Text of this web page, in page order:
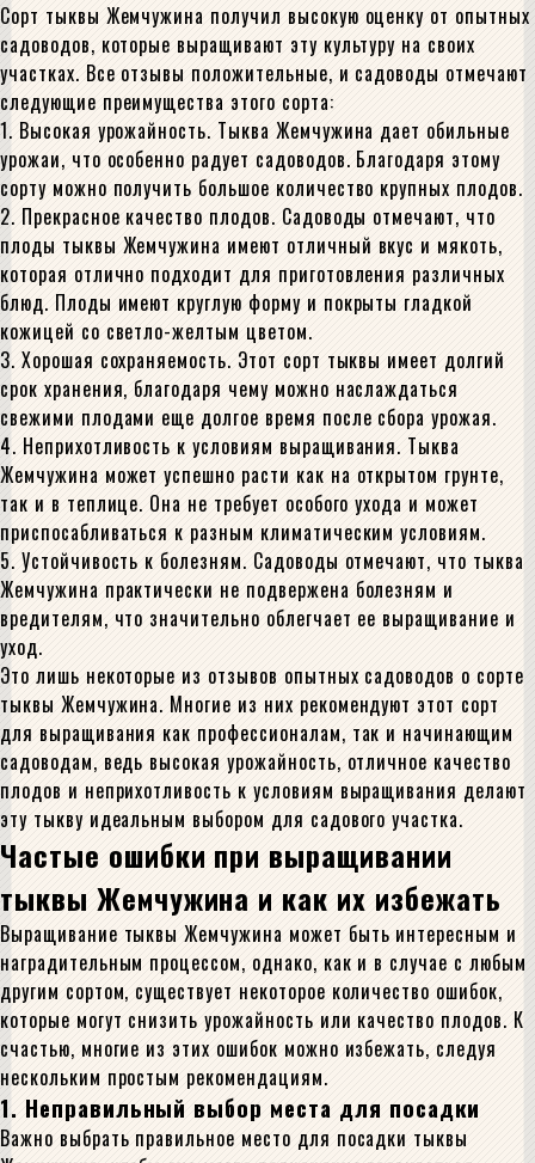
Сорт тыквы Жемчужина получил высокую оценку от опытных
садоводов, которые выращивают эту культуру на своих
участках. Все отзывы положительные, и садоводы отмечают
следующие преимущества этого сорта:
1. Высокая урожайность. Тыква Жемчужина дает обильные
урожаи, что особенно радует садоводов. Благодаря этому
сорту можно получить большое количество крупных плодов.
2. Прекрасное качество плодов. Садоводы отмечают, что
плоды тыквы Жемчужина имеют отличный вкус и мякоть,
которая отлично подходит для приготовления различных
блюд. Плоды имеют круглую форму и покрыты гладкой
кожицей со светло-желтым цветом.
3. Хорошая сохраняемость. Этот сорт тыквы имеет долгий
срок хранения, благодаря чему можно наслаждаться
свежими плодами еще долгое время после сбора урожая.
4. Неприхотливость к условиям выращивания. Тыква
Жемчужина может успешно расти как на открытом грунте,
так и в теплице. Она не требует особого ухода и может
приспосабливаться к разным климатическим условиям.
5. Устойчивость к болезням. Садоводы отмечают, что тыква
Жемчужина практически не подвержена болезням и
вредителям, что значительно облегчает ее выращивание и
уход.
Это лишь некоторые из отзывов опытных садоводов о сорте
тыквы Жемчужина. Многие из них рекомендуют этот сорт
для выращивания как профессионалам, так и начинающим
садоводам, ведь высокая урожайность, отличное качество
плодов и неприхотливость к условиям выращивания делают
эту тыкву идеальным выбором для садового участка.
Частые ошибки при выращивании
тыквы Жемчужина и как их избежать
Выращивание тыквы Жемчужина может быть интересным и
наградительным процессом, однако, как и в случае с любым
другим сортом, существует некоторое количество ошибок,
которые могут снизить урожайность или качество плодов. К
счастью, многие из этих ошибок можно избежать, следуя
нескольким простым рекомендациям.
1. Неправильный выбор места для посадки
Важно выбрать правильное место для посадки тыквы